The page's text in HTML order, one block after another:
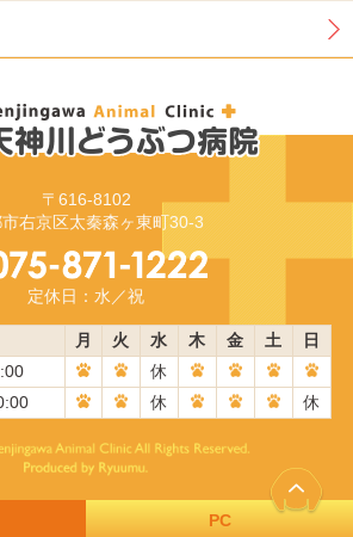
〒616-8102
右京区太秦森ヶ東町30-3
定休日：水／祝
月 火 水 木 金 土
日
休
休 休
PC